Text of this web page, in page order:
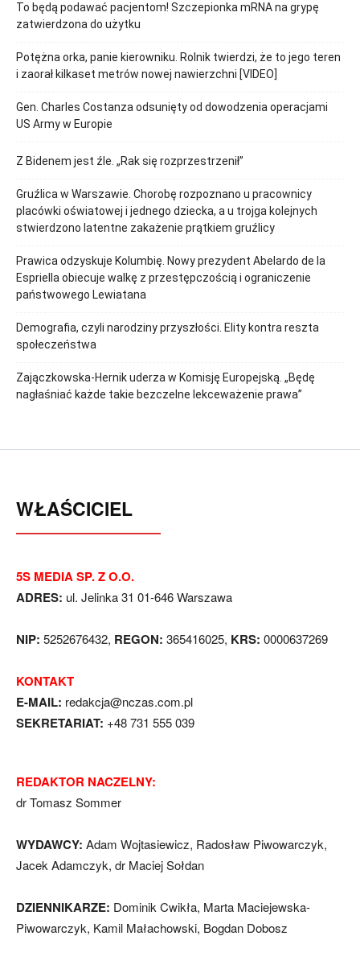
To będą podawać pacjentom! Szczepionka mRNA na grypę
zatwierdzona do użytku
Potężna orka, panie kierowniku. Rolnik twierdzi, że to jego teren
i zaorał kilkaset metrów nowej nawierzchni [VIDEO]
Gen. Charles Costanza odsunięty od dowodzenia operacjami
US Army w Europie
Z Bidenem jest źle. „Rak się rozprzestrzenił”
Gruźlica w Warszawie. Chorobę rozpoznano u pracownicy
placówki oświatowej i jednego dziecka, a u trojga kolejnych
stwierdzono latentne zakażenie prątkiem gruźlicy
Prawica odzyskuje Kolumbię. Nowy prezydent Abelardo de la
Espriella obiecuje walkę z przestępczością i ograniczenie
państwowego Lewiatana
Demografia, czyli narodziny przyszłości. Elity kontra reszta
społeczeństwa
Zajączkowska-Hernik uderza w Komisję Europejską. „Będę
nagłaśniać każde takie bezczelne lekceważenie prawa”
WŁAŚCICIEL
5S MEDIA SP. Z O.O.
ADRES: ul. Jelinka 31 01-646 Warszawa
NIP: 5252676432, REGON: 365416025, KRS: 0000637269
KONTAKT
E-MAIL: redakcja@nczas.com.pl
SEKRETARIAT: +48 731 555 039
REDAKTOR NACZELNY:
dr Tomasz Sommer
WYDAWCY: Adam Wojtasiewicz, Radosław Piwowarczyk,
Jacek Adamczyk, dr Maciej Sołdan
DZIENNIKARZE: Dominik Cwikła, Marta Maciejewska-
Piwowarczyk, Kamil Małachowski, Bogdan Dobosz